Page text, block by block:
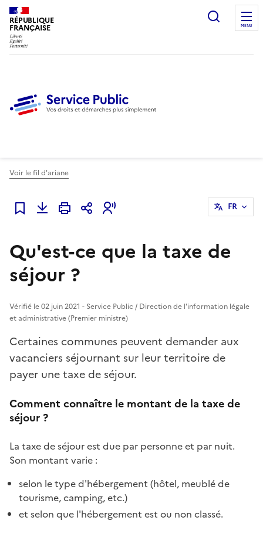
RÉPUBLIQUE
FRANÇAISE
Ouvrir
MENU
Voir le fil d'ariane
Ajouter à mes favoris
FR
Qu'est-ce que la taxe de
séjour ?
Vérifié le 02 juin 2021 - Service Public / Direction de l'information légale
et administrative (Premier ministre)
Certaines communes peuvent demander aux
vacanciers séjournant sur leur territoire de
payer une taxe de séjour.
Comment connaître le montant de la taxe de
séjour ?
La taxe de séjour est due par personne et par nuit.
Son montant varie :
selon le type d'hébergement (hôtel, meublé de
tourisme, camping, etc.)
et selon que l'hébergement est ou non classé.